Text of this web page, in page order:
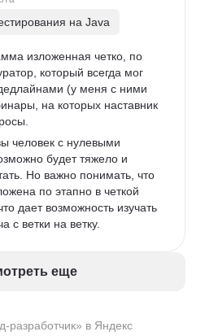
разработчик» в Яндекс
на Java
изложенная четко, по
который всегда мог
(у меня с ними
на которых наставник
человек с нулевыми
будет тяжело и
Но важно понимать, что
по этапно в четкой
дает возможность изучать
с ветки на ветку.
еще